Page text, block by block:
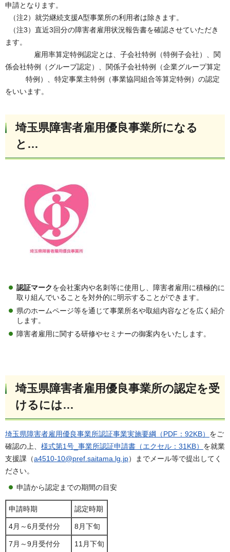
申請となります。
（注2）就労継続支援A型事業所の利用者は除きます。
（注3）直近3回分の障害者雇用状況報告書を確認させていただき
ます。
雇用率算定特例認定とは、子会社特例（特例子会社）、関
係会社特例（グループ認定）、関係子会社特例（企業グループ算定
特例）、特定事業主特例（事業協同組合等算定特例）の認定
をいいます。
埼玉県障害者雇用優良事業所になる
と…
認証マークを会社案内や名刺等に使用し、障害者雇用に積極的に
取り組んでいることを対外的に明示することができます。
県のホームページ等を通じて事業所名や取組内容などを広く紹介
します。
障害者雇用に関する研修やセミナーの御案内をいたします。
埼玉県障害者雇用優良事業所の認定を受
けるには…
埼玉県障害者雇用優良事業所認証事業実施要綱（PDF：92KB） をご
確認の上、 様式第1号_事業所認証申請書（エクセル：31KB） を就業
支援課（a4510-10@pref.saitama.lg.jp）までメール等で提出してく
ださい。
申請から認定までの期間の目安
申請時期 認定時期
4月～6月受付分 8月下旬
7月～9月受付分 11月下旬